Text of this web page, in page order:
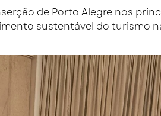
de Porto Alegre nos
sustentável do turismo